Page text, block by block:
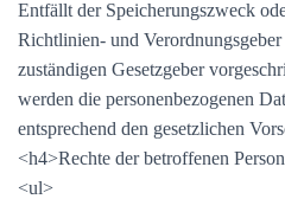
Entfällt der Speicherungszweck
Richtlinien- und Verordnungsgeber
zuständigen Gesetzgeber
werden die personenbezogenen
entsprechend den gesetzlichen
<h4>Rechte der betroffenen
<ul>